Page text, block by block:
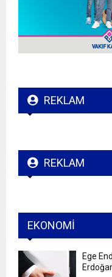
REKLAM
REKLAM
EKONOMI
Ege